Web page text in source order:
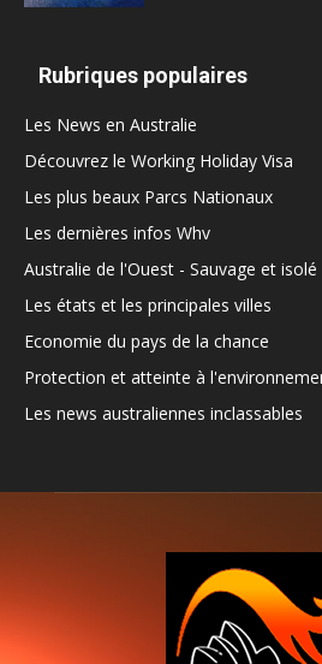
Rubriques populaires
Les News en Australie
Découvrez le Working Holiday Visa
Les plus beaux Parcs Nationaux
Les dernières infos Whv
Australie de l'Ouest - Sauvage et isolé
Les états et les principales villes
Economie du pays de la chance
Protection et atteinte à
Les news australiennes inclassables